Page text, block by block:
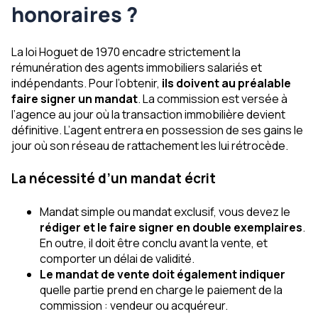
honoraires ?
La loi Hoguet de 1970 encadre strictement la
rémunération des agents immobiliers salariés et
indépendants. Pour l’obtenir, ils doivent au préalable
faire signer un mandat. La commission est versée à
l’agence au jour où la transaction immobilière devient
définitive. L’agent entrera en possession de ses gains le
jour où son réseau de rattachement les lui rétrocède.
La nécessité d’un mandat écrit
Mandat simple ou mandat exclusif, vous devez le
rédiger et le faire signer en double exemplaires.
En outre, il doit être conclu avant la vente, et
comporter un délai de validité.
Le mandat de vente doit également indiquer
quelle partie prend en charge le paiement de la
commission : vendeur ou acquéreur.